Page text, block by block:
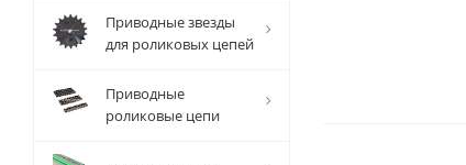
Приводные звезды
для роликовых цепей
Приводные
роликовые цепи